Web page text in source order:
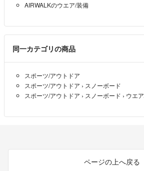
AIRWALKのウエア/装備
同一カテゴリの商品
スポーツ/アウトドア
スポーツ/アウトドア › スノーボード
スポーツ/アウトドア › スノーボード › ウエ
ページの上へ戻る